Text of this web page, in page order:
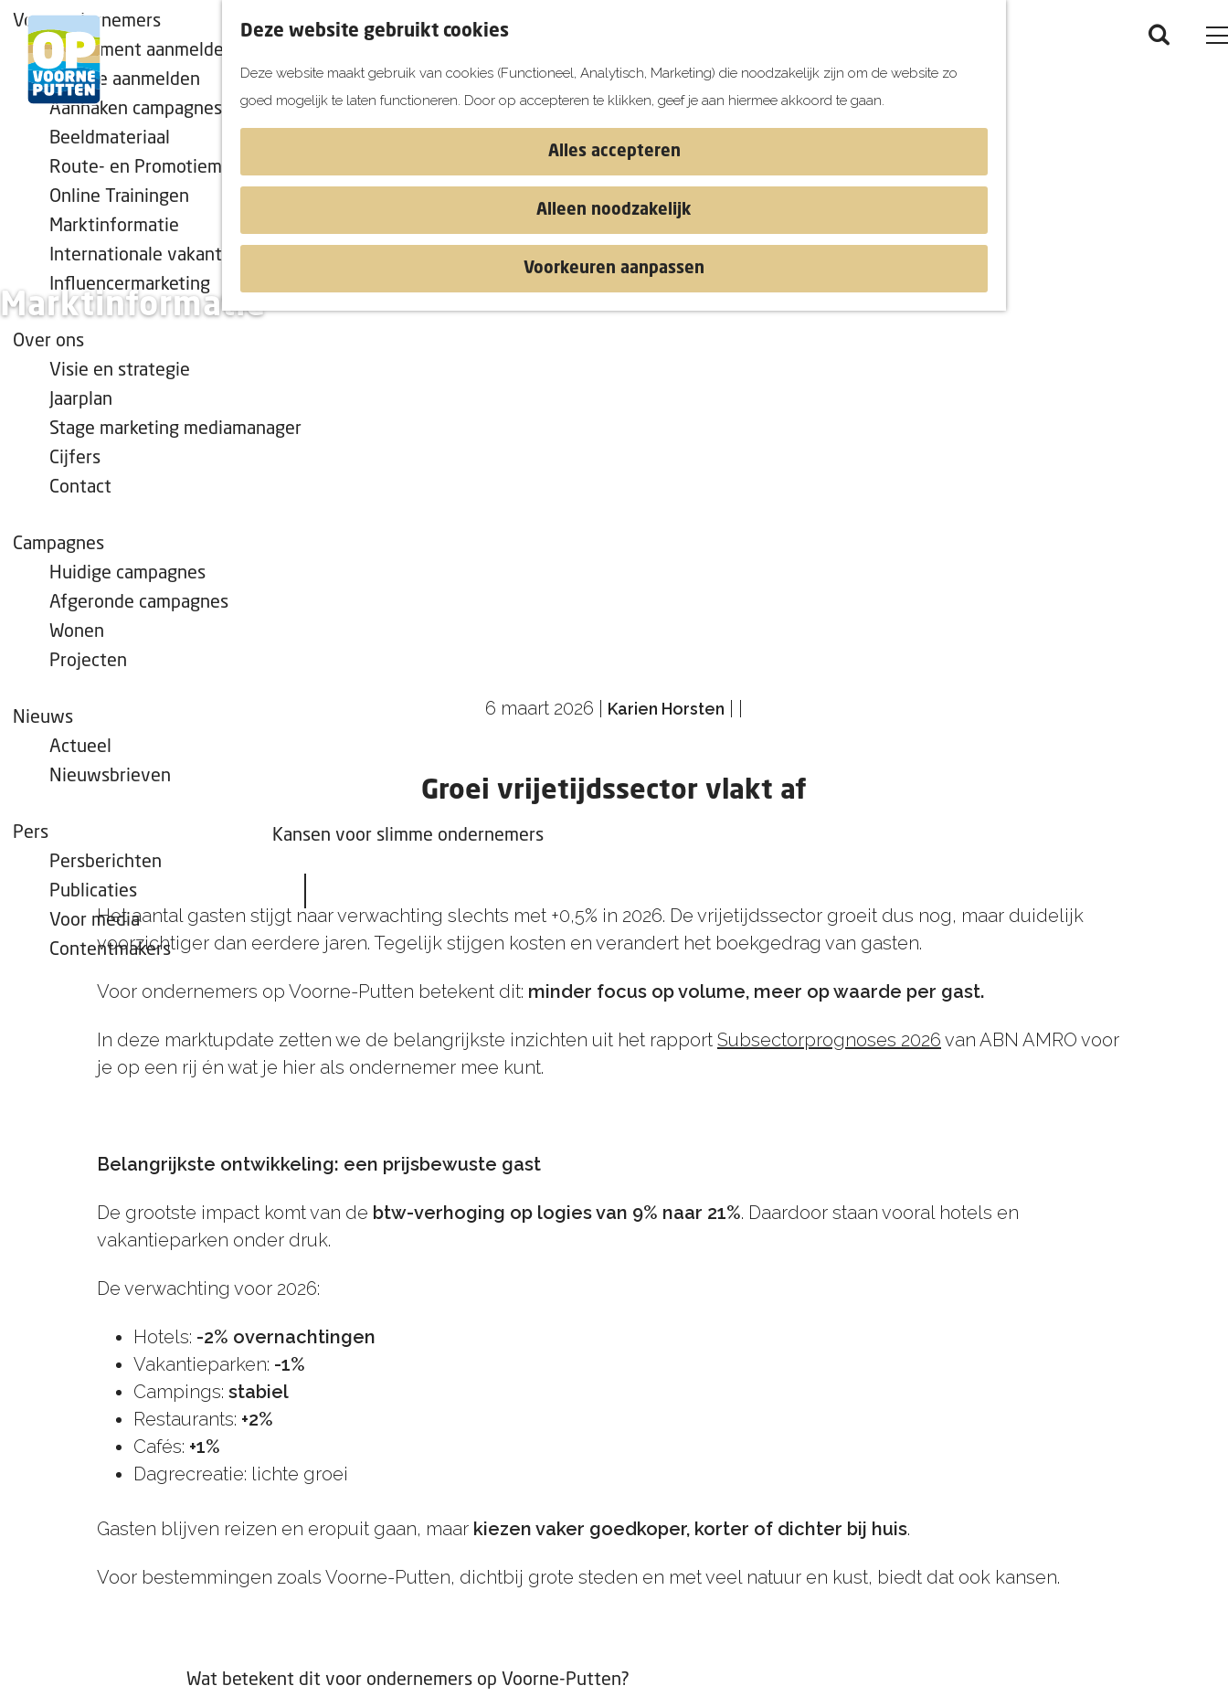
Deze website gebruikt cookies
Deze website maakt gebruik van cookies (Functioneel, Analytisch, Marketing) die noodzakelijk zijn om de website zo
goed mogelijk te laten functioneren. Door op accepteren te klikken, geef je aan hiermee akkoord te gaan.
Alles accepteren
Alleen noodzakelijk
Voorkeuren aanpassen
e
h
Voor ondernemers
Evenement aanmelden
Locatie aanmelden
Aanhaken campagnes
Beeldmateriaal
Route- en Promotiemateriaal
Online Trainingen
Marktinformatie
Internationale vakantiekalender
Influencermarketing
Over ons
Visie en strategie
Jaarplan
Stage marketing mediamanager
Cijfers
Contact
Campagnes
Huidige campagnes
Afgeronde campagnes
Wonen
Projecten
Nieuws
Actueel
Nieuwsbrieven
Pers
Persberichten
Publicaties
Voor media
Contentmakers
Marktinformatie
6 maart 2026 Karien Horsten
Groei vrijetijdssector vlakt af
Kansen voor slimme ondernemers
Het aantal gasten stijgt naar verwachting slechts met +0,5% in 2026. De vrijetijdssector groeit dus nog, maar duidelijk
voorzichtiger dan eerdere jaren. Tegelijk stijgen kosten en verandert het boekgedrag van gasten.
Voor ondernemers op Voorne-Putten betekent dit: minder focus op volume, meer op waarde per gast.
In deze marktupdate zetten we de belangrijkste inzichten uit het rapport Subsectorprognoses 2026 van ABN AMRO voor
je op een rij én wat je hier als ondernemer mee kunt.
Belangrijkste ontwikkeling: een prijsbewuste gast
De grootste impact komt van de btw-verhoging op logies van 9% naar 21%. Daardoor staan vooral hotels en
vakantieparken onder druk.
De verwachting voor 2026:
Hotels: -2% overnachtingen
Vakantieparken: -1%
Campings: stabiel
Restaurants: +2%
Cafés: +1%
Dagrecreatie: lichte groei
Gasten blijven reizen en eropuit gaan, maar kiezen vaker goedkoper, korter of dichter bij huis.
Voor bestemmingen zoals Voorne-Putten, dichtbij grote steden en met veel natuur en kust, biedt dat ook kansen.
Wat betekent dit voor ondernemers op Voorne-Putten?